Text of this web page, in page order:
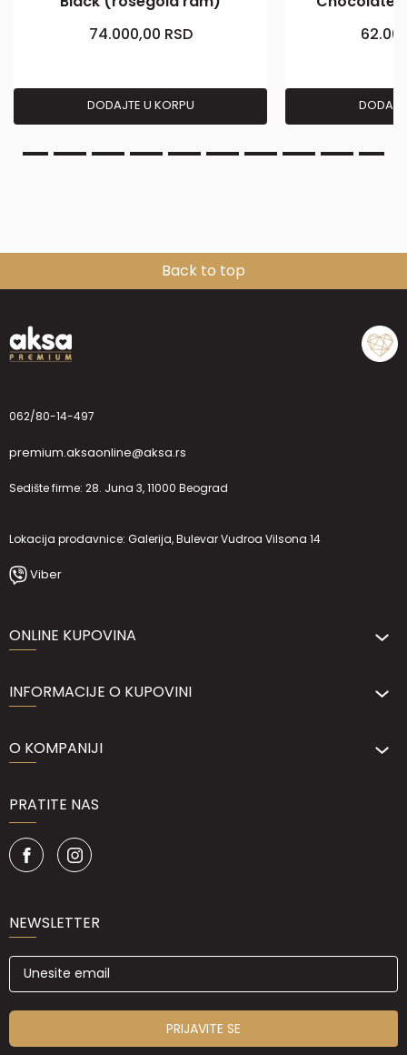
74.000,00 RSD
DODAJTE U KORPU
Back to top
062/80-14-497
premium.aksaonline@aksa.rs
Sedište firme: 28. Juna 3, 11000 Beograd
Lokacija prodavnice: Galerija, Bulevar Vudroa Vilsona 14
Viber
ONLINE KUPOVINA
INFORMACIJE O KUPOVINI
O KOMPANIJI
PRATITE NAS
NEWSLETTER
PRIJAVITE SE